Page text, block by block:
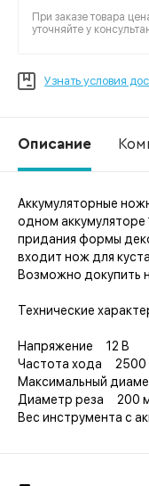
При заказе товара
уточняйте у
Узнать условия
Описание
Аккумуляторные
одном аккумуляторе
придания формы
входит нож для
Возможно докупить
Технические
Напряжение 12 В
Частота хода 2500
Максимальный
Диаметр реза 200
Вес инструмента с